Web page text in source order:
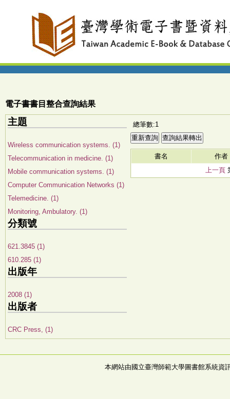
電子書書目整合查詢結果
主題
Wireless communication systems. (1)
Telecommunication in medicine. (1)
Mobile communication systems. (1)
Computer Communication Networks (1)
Telemedicine. (1)
Monitoring, Ambulatory. (1)
分類號
621.3845 (1)
610.285 (1)
出版年
2008 (1)
出版者
CRC Press, (1)
總筆數:1
書名
作者
上一頁
本網站由國立臺灣師範大學圖書館系統資